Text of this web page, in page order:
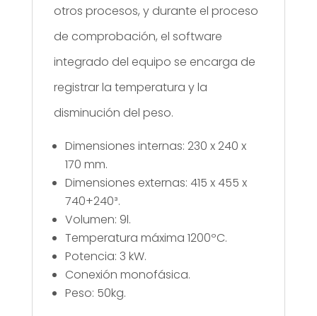
otros procesos, y durante el proceso
de comprobación, el software
integrado del equipo se encarga de
registrar la temperatura y la
disminución del peso.
Dimensiones internas: 230 x 240 x
170 mm.
Dimensiones externas: 415 x 455 x
740+240³.
Volumen: 9l.
Temperatura máxima 1200ºC.
Potencia: 3 kW.
Conexión monofásica.
Peso: 50kg.